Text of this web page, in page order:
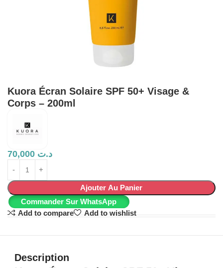
Kuora Écran Solaire SPF 50+ Visage &
Corps – 200ml
د.ت
Ajouter Au Panier
Commander Sur WhatsApp
Add to compare
Add to wishlist
Description